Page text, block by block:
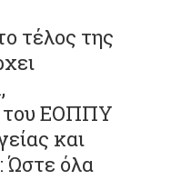
τέλος της
του ΕΟΠΠΥ
και
Ώστε όλα